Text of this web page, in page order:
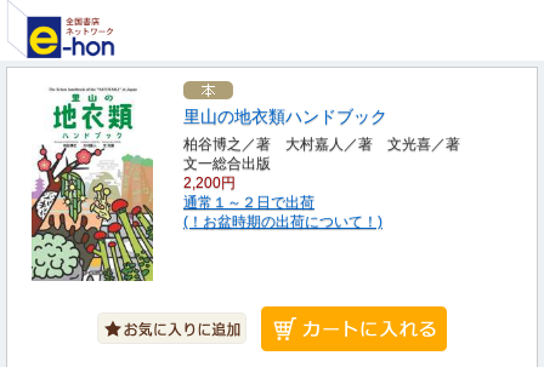
里山の地衣類ハンドブック
柏谷博之／著 大村嘉人／著 文光喜／著
文一総合出版
2,200円
通常１～２日で出荷
(！お盆時期の出荷について！)